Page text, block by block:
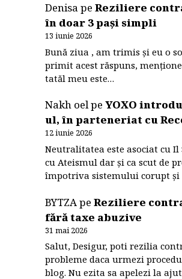
DenisapeReziliere
în doar 3 pași simpli
13 iunie 2026
Bună ziua , am trimis și eu o
primit acest răspuns,
tatăl meu este…
Nakh oelpeYOXO
ul, în parteneriat cu
12 iunie 2026
Neutralitatea este asociat cu Il
cu Ateismul dar și ca scut de
împotriva sistemului corupt și
BYTZA peReziliere
fără taxe abuzive
31 mai 2026
Salut, Desigur, poti rezilia
probleme daca urmezi
blog. Nu ezita sa apelezi la